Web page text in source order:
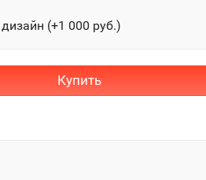
(+1 000 руб.)
Купить